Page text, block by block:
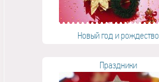
Новый год и рождество
Праздники